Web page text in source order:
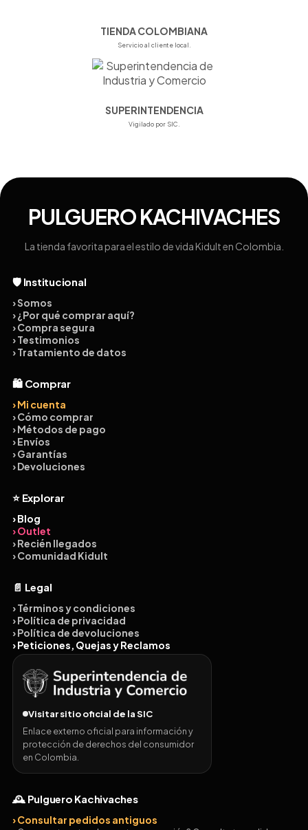
TIENDA COLOMBIANA
Servicio al cliente local.
SUPERINTENDENCIA
Vigilado por SIC.
PULGUERO KACHIVACHES
La tienda favorita para el estilo de vida Kidult en Colombia.
🛡️ Institucional
› Somos
› ¿Por qué comprar aquí?
› Compra segura
› Testimonios
› Tratamiento de datos
🛍️ Comprar
› Mi cuenta
› Cómo comprar
› Métodos de pago
› Envíos
› Garantías
› Devoluciones
⭐ Explorar
› Blog
› Outlet
› Recién llegados
› Comunidad Kidult
📄 Legal
› Términos y condiciones
› Política de privacidad
› Política de devoluciones
› Peticiones, Quejas y Reclamos
Visitar sitio oficial de la SIC
Enlace externo oficial para información y
protección de derechos del consumidor
en Colombia.
🕰️ Pulguero Kachivaches
› Consultar pedidos antiguos